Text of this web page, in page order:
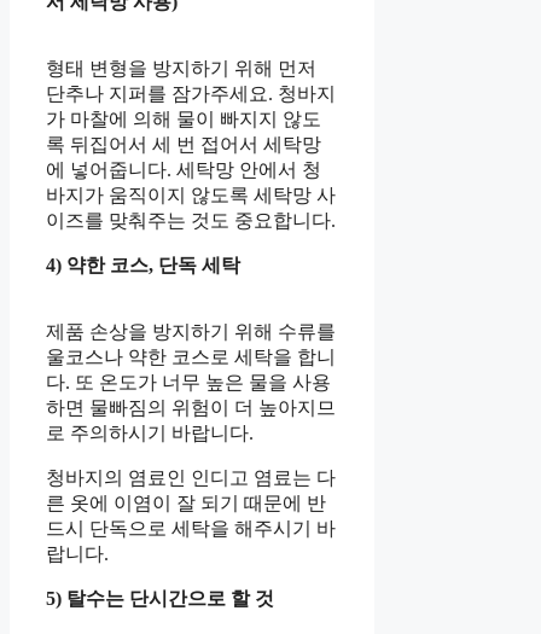
형태 변형을 방지하기 위해 먼저
단추나 지퍼를 잠가주세요. 청바지
가 마찰에 의해 물이 빠지지 않도
록 뒤집어서 세 번 접어서 세탁망
에 넣어줍니다. 세탁망 안에서 청
바지가 움직이지 않도록 세탁망 사
이즈를 맞춰주는 것도 중요합니다.
4) 약한 코스, 단독 세탁
제품 손상을 방지하기 위해 수류를
울코스나 약한 코스로 세탁을 합니
다. 또 온도가 너무 높은 물을 사용
하면 물빠짐의 위험이 더 높아지므
로 주의하시기 바랍니다.
청바지의 염료인 인디고 염료는 다
른 옷에 이염이 잘 되기 때문에 반
드시 단독으로 세탁을 해주시기 바
랍니다.
5) 탈수는 단시간으로 할 것